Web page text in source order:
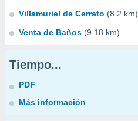
Villamuriel de Cerrato (8.2 km)
Venta de Baños (9.18 km)
Tiempo...
PDF
Más información